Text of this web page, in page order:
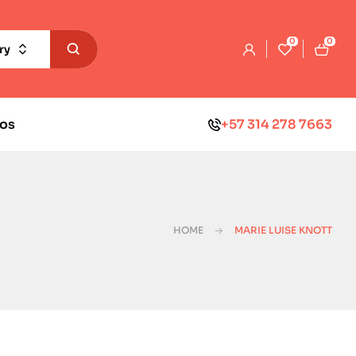
0 0
+57 314 278 7663
HOME MARIE LUISE KNOTT